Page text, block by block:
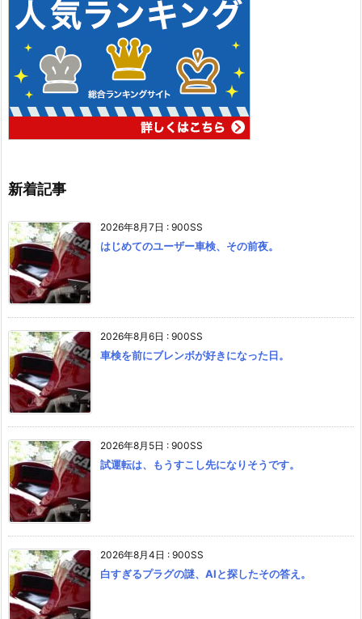
新着記事
2026年8月7日 : 900SS
はじめてのユーザー車検、その前夜。
2026年8月6日 : 900SS
車検を前にブレンボが好きになった日。
2026年8月5日 : 900SS
試運転は、もうすこし先になりそうです。
2026年8月4日 : 900SS
白すぎるプラグの謎、AIと探したその答え。